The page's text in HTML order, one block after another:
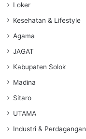
Loker
Kesehatan & Lifestyle
Agama
JAGAT
Kabupaten Solok
Madina
Sitaro
UTAMA
Industri & Perdagangan